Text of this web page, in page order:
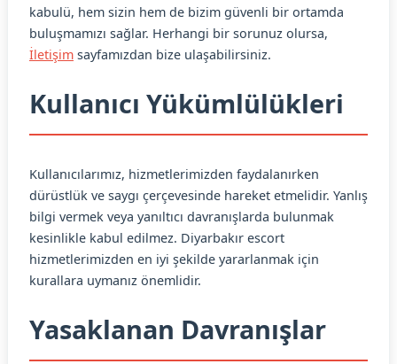
kabulü, hem sizin hem de bizim güvenli bir ortamda
buluşmamızı sağlar. Herhangi bir sorunuz olursa,
İletişim sayfamızdan bize ulaşabilirsiniz.
Kullanıcı Yükümlülükleri
Kullanıcılarımız, hizmetlerimizden faydalanırken
dürüstlük ve saygı çerçevesinde hareket etmelidir. Yanlış
bilgi vermek veya yanıltıcı davranışlarda bulunmak
kesinlikle kabul edilmez. Diyarbakır escort
hizmetlerimizden en iyi şekilde yararlanmak için
kurallara uymanız önemlidir.
Yasaklanan Davranışlar